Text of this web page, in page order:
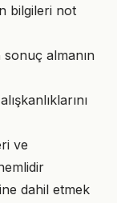
bilgileri not
sonuç almanın
ve
dahil etmek